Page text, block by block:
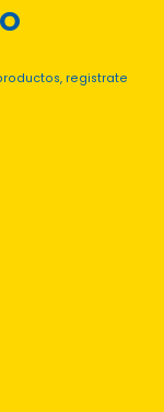
registrate